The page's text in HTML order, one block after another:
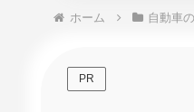
ホーム 自動車
PR